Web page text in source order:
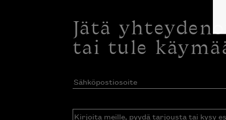
Jätä
tai tule
Sähköpostiosoite(Pakollinen)
Kirjoita